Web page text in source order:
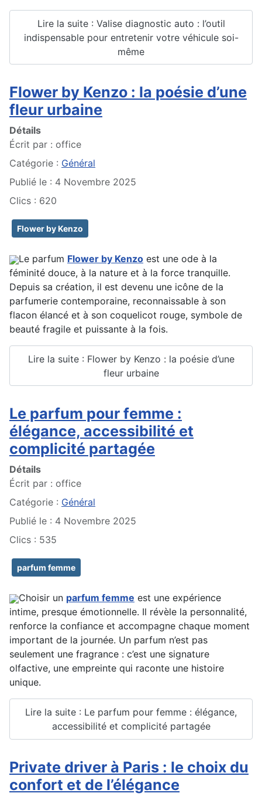
Lire la suite : Valise diagnostic auto : l’outil
indispensable pour entretenir votre véhicule soi-
même
Flower by Kenzo : la poésie d’une
fleur urbaine
Détails
Écrit par : office
Catégorie : Général
Publié le : 4 Novembre 2025
Clics : 620
Flower by Kenzo
Le parfum Flower by Kenzo est une ode à la
féminité douce, à la nature et à la force tranquille.
Depuis sa création, il est devenu une icône de la
parfumerie contemporaine, reconnaissable à son
flacon élancé et à son coquelicot rouge, symbole de
beauté fragile et puissante à la fois.
Lire la suite : Flower by Kenzo : la poésie d’une
fleur urbaine
Le parfum pour femme :
élégance, accessibilité et
complicité partagée
Détails
Écrit par : office
Catégorie : Général
Publié le : 4 Novembre 2025
Clics : 535
parfum femme
Choisir un parfum femme est une expérience
intime, presque émotionnelle. Il révèle la personnalité,
renforce la confiance et accompagne chaque moment
important de la journée. Un parfum n’est pas
seulement une fragrance : c’est une signature
olfactive, une empreinte qui raconte une histoire
unique.
Lire la suite : Le parfum pour femme : élégance,
accessibilité et complicité partagée
Private driver à Paris : le choix du
confort et de l’élégance